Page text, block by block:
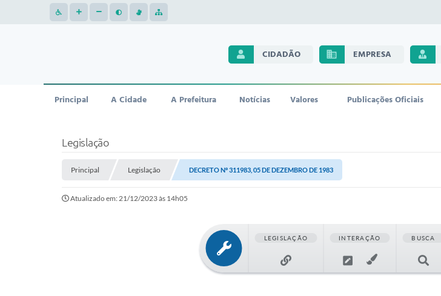
CIDADÃO EMPRESA
Principal A Cidade A Prefeitura Notícias Valores Publicações Oficiais
Legislação
Principal Legislação DECRETO Nº 311983, 05 DE DEZEMBRO DE 1983
Atualizado em: 21/12/2023 às 14h05
LEGISLAÇÃO INTERAÇÃO BUSCA